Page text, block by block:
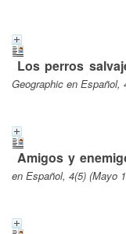
Los perros
Geographic en Español,
Amigos y
en Español, 4(5) (Mayo